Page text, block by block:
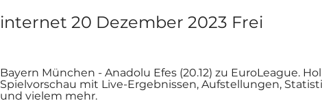
internet 20 Dezember 2023 Frei
Bayern München - Anadolu Efes (20.12) zu EuroLeague.
Spielvorschau mit Live-Ergebnissen, Aufstellungen,
und vielem mehr.